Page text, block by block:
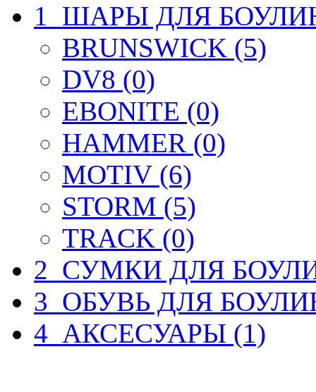
1_ШАРЫ ДЛЯ
BRUNSWICK (5)
DV8 (0)
EBONITE (0)
HAMMER (0)
MOTIV (6)
STORM (5)
TRACK (0)
2_СУМКИ ДЛЯ
3_ОБУВЬ ДЛЯ
4_АКСЕСУАРЫ (1)